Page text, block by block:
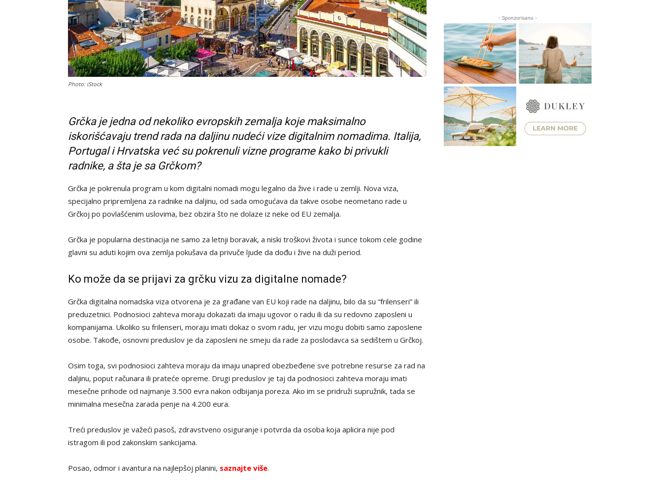
Photo: iStock
Grčka je jedna od nekoliko evropskih zemalja koje maksimalno
iskorišćavaju trend rada na daljinu nudeći vize digitalnim nomadima. Italija,
Portugal i Hrvatska već su pokrenuli vizne programe kako bi privukli
radnike, a šta je sa Grčkom?
Grčka je pokrenula program u kom digitalni nomadi mogu legalno da žive i rade u zemlji. Nova viza,
specijalno pripremljena za radnike na daljinu, od sada omogućava da takve osobe neometano rade u
Grčkoj po povlašćenim uslovima, bez obzira što ne dolaze iz neke od EU zemalja.
Grčka je popularna destinacija ne samo za letnji boravak, a niski troškovi života i sunce tokom cele godine
glavni su aduti kojim ova zemlja pokušava da privuče ljude da dođu i žive na duži period.
Ko može da se prijavi za grčku vizu za digitalne nomade?
Grčka digitalna nomadska viza otvorena je za građane van EU koji rade na daljinu, bilo da su “frilenseri” ili
preduzetnici. Podnosioci zahteva moraju dokazati da imaju ugovor o radu ili da su redovno zaposleni u
kompanijama. Ukoliko su frilenseri, moraju imati dokaz o svom radu, jer vizu mogu dobiti samo zaposlene
osobe. Takođe, osnovni preduslov je da zaposleni ne smeju da rade za poslodavca sa sedištem u Grčkoj.
Osim toga, svi podnosioci zahteva moraju da imaju unapred obezbeđene sve potrebne resurse za rad na
daljinu, poput računara ili prateće opreme. Drugi preduslov je taj da podnosioci zahteva moraju imati
mesečne prihode od najmanje 3.500 evra nakon odbijanja poreza. Ako im se pridruži supružnik, tada se
minimalna mesečna zarada penje na 4.200 eura.
Treći preduslov je važeći pasoš, zdravstveno osiguranje i potvrda da osoba koja aplicira nije pod
istragom ili pod zakonskim sankcijama.
Posao, odmor i avantura na najlepšoj planini, saznajte više.
- Sponzorisano -